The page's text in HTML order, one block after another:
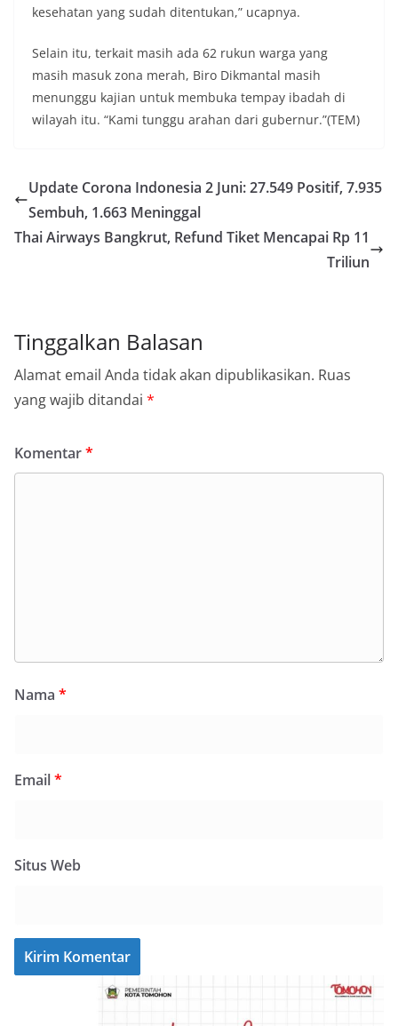
kesehatan yang sudah ditentukan,” ucapnya.
Selain itu, terkait masih ada 62 rukun warga yang
masih masuk zona merah, Biro Dikmantal masih
menunggu kajian untuk membuka tempay ibadah di
wilayah itu. “Kami tunggu arahan dari gubernur.”(TEM)
Update Corona Indonesia 2 Juni: 27.549 Positif, 7.935
Sembuh, 1.663 Meninggal
Thai Airways Bangkrut, Refund Tiket Mencapai Rp 11
Triliun
Tinggalkan Balasan
Alamat email Anda tidak akan dipublikasikan. Ruas
yang wajib ditandai *
Komentar*
Nama *
Email*
Situs Web